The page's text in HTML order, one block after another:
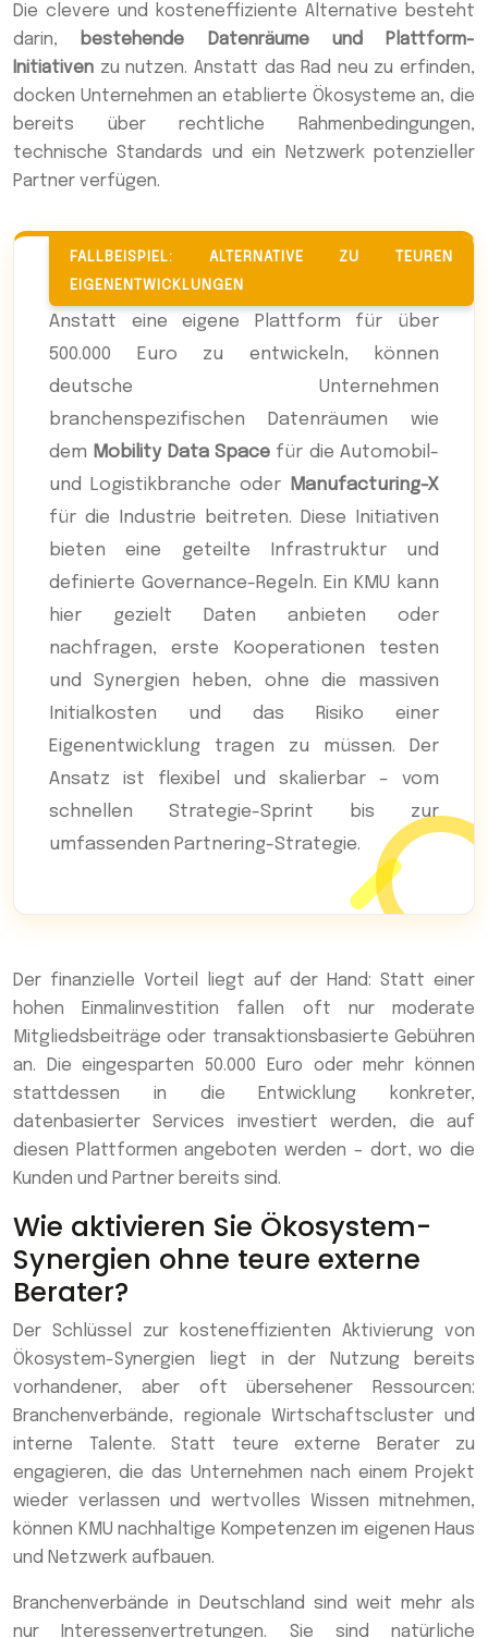
Die clevere und kosteneffiziente Alternative besteht
darin,
bestehende Datenräume und Plattform-
Initiativen zu nutzen. Anstatt das Rad neu zu erfinden,
docken Unternehmen an etablierte Ökosysteme an, die
bereits über rechtliche Rahmenbedingungen,
technische Standards und ein Netzwerk potenzieller
Partner verfügen.
FALLBEISPIEL: ALTERNATIVE ZU TEUREN
EIGENENTWICKLUNGEN
Anstatt eine eigene Plattform für über
500.000 Euro zu entwickeln, können
deutsche Unternehmen
branchenspezifischen Datenräumen wie
dem Mobility Data Space für die Automobil-
und Logistikbranche oder
Manufacturing-X
für die Industrie beitreten. Diese Initiativen
bieten eine geteilte Infrastruktur und
definierte Governance-Regeln. Ein KMU kann
hier gezielt Daten anbieten oder
nachfragen, erste Kooperationen testen
und Synergien heben, ohne die massiven
Initialkosten und das Risiko einer
Eigenentwicklung tragen zu müssen. Der
Ansatz ist flexibel und skalierbar – vom
schnellen Strategie-Sprint bis zur
umfassenden Partnering-Strategie.
Der finanzielle Vorteil liegt auf der Hand: Statt einer
hohen Einmalinvestition fallen oft nur moderate
Mitgliedsbeiträge oder transaktionsbasierte Gebühren
an. Die eingesparten 50.000 Euro oder mehr können
stattdessen in die Entwicklung konkreter,
datenbasierter Services investiert werden, die auf
diesen Plattformen angeboten werden – dort, wo die
Kunden und Partner bereits sind.
Wie aktivieren Sie Ökosystem-
Synergien ohne teure externe
Berater?
Der Schlüssel zur kosteneffizienten Aktivierung von
Ökosystem-Synergien liegt in der Nutzung bereits
vorhandener, aber oft übersehener Ressourcen:
Branchenverbände, regionale Wirtschaftscluster und
interne Talente. Statt teure externe Berater zu
engagieren, die das Unternehmen nach einem Projekt
wieder verlassen und wertvolles Wissen mitnehmen,
können KMU nachhaltige Kompetenzen im eigenen Haus
und Netzwerk aufbauen.
Branchenverbände in Deutschland sind weit mehr als
nur Interessenvertretungen. Sie sind natürliche